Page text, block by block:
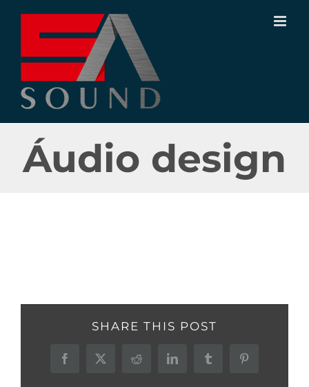
conteúdo
Áudio design
SHARE THIS POST
Facebook
X Reddit LinkedInTumblr Pinterest